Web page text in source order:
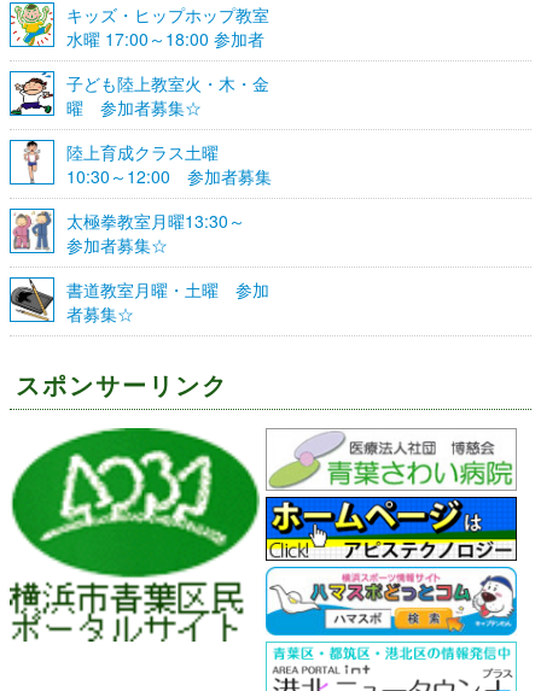
キッズ・ヒップホップ教室
水曜 17:00～18:00 参加者
募集☆
子ども陸上教室火・木・金
曜 参加者募集☆
陸上育成クラス土曜
10:30～12:00 参加者募集
☆
太極拳教室月曜13:30～
参加者募集☆
書道教室月曜・土曜 参加
者募集☆
スポンサーリンク